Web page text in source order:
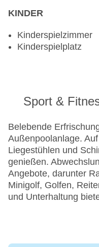
KINDER
Kinderspielzimmer
Kinderspielplatz
Sport &
Belebende
Außenpoolanlage.
Liegestühlen und
genießen.
Angebote, darunter
Minigolf, Golfen,
und Unterhaltung